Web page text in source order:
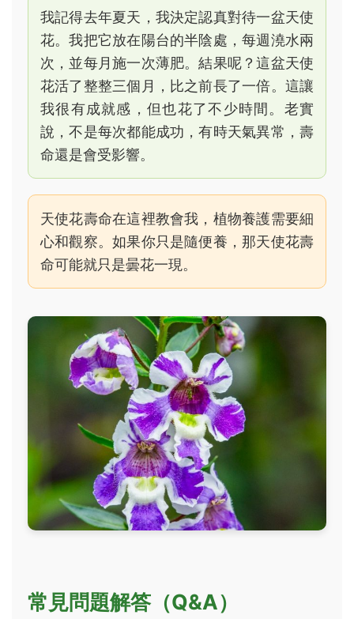
我記得去年夏天，我決定認真對待一盆天使
花。我把它放在陽台的半陰處，每週澆水兩
次，並每月施一次薄肥。結果呢？這盆天使
花活了整整三個月，比之前長了一倍。這讓
我很有成就感，但也花了不少時間。老實
說，不是每次都能成功，有時天氣異常，壽
命還是會受影響。
天使花壽命在這裡教會我，植物養護需要細
心和觀察。如果你只是隨便養，那天使花壽
命可能就只是曇花一現。
常見問題解答（Q&A）